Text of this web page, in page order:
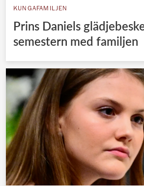
KUNGAFAMILJEN
Prins Daniels
semestern med familjen